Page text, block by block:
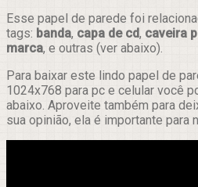
Esse papel de parede foi
tags: banda, capa de cd, caveira
marca, e outras (ver abaixo).
Para baixar este lindo papel de
1024x768 para pc e celular você
abaixo. Aproveite também para
sua opinião, ela é importante para